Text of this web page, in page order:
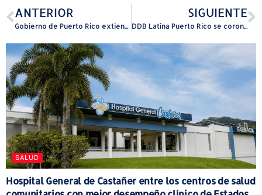
ANTERIOR
Gobierno de Puerto Rico extiende el Rum Tax Cover Over a nueve productores emergentes de rones locales para impulsar su entrada al mercado en otras jurisdicciones de Estados Unidos
SIGUIENTE
DDB Latina Puerto Rico se corona como Agencia Global del Año en Clio Music
SALUD
Hospital General de Castañer entre los centros de salud